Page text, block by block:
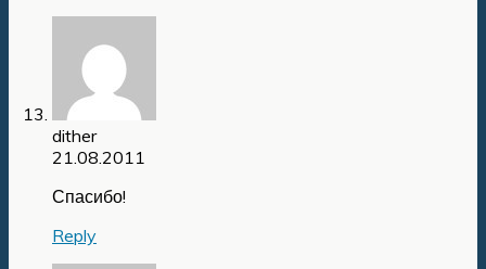
dither
21.08.2011
Спасибо!
Reply